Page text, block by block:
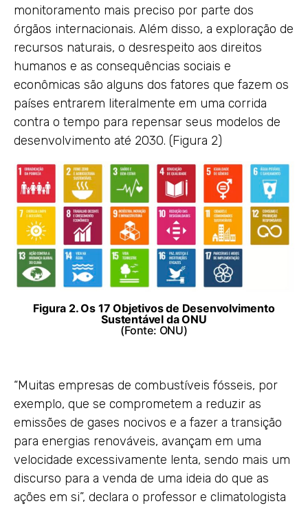
monitoramento mais preciso por parte dos
órgãos internacionais. Além disso, a exploração de
recursos naturais, o desrespeito aos direitos
humanos e as consequências sociais e
econômicas são alguns dos fatores que fazem os
países entrarem literalmente em uma corrida
contra o tempo para repensar seus modelos de
desenvolvimento até 2030. (Figura 2)
Figura 2. Os 17 Objetivos de Desenvolvimento
Sustentável da ONU
(Fonte: ONU)
“Muitas empresas de combustíveis fósseis, por
exemplo, que se comprometem a reduzir as
emissões de gases nocivos e a fazer a transição
para energias renováveis, avançam em uma
velocidade excessivamente lenta, sendo mais um
discurso para a venda de uma ideia do que as
ações em si”, declara o professor e climatologista